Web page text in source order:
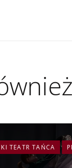
TEATR TAŃCA